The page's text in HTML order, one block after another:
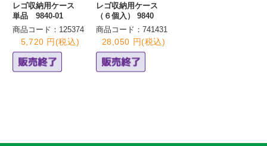
レゴ収納用ケース
単品 9840-01
商品コード：125374
5,720 円(税込)
レゴ収納用ケース
（６個入） 9840
商品コード：741431
28,050 円(税込)